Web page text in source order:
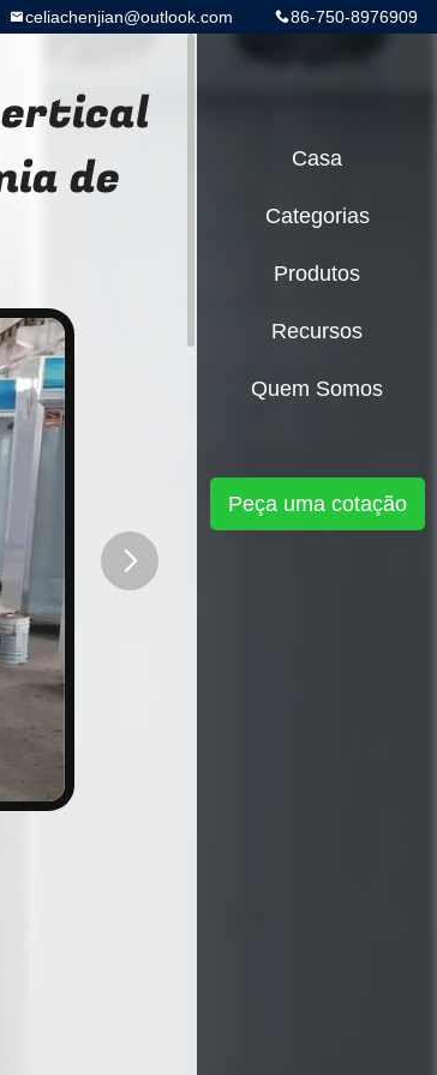
86-750-8976909
celiachenjian@outlook.com
de
Casa
Categorias
Produtos
Recursos
Quem Somos
Peça uma cotação